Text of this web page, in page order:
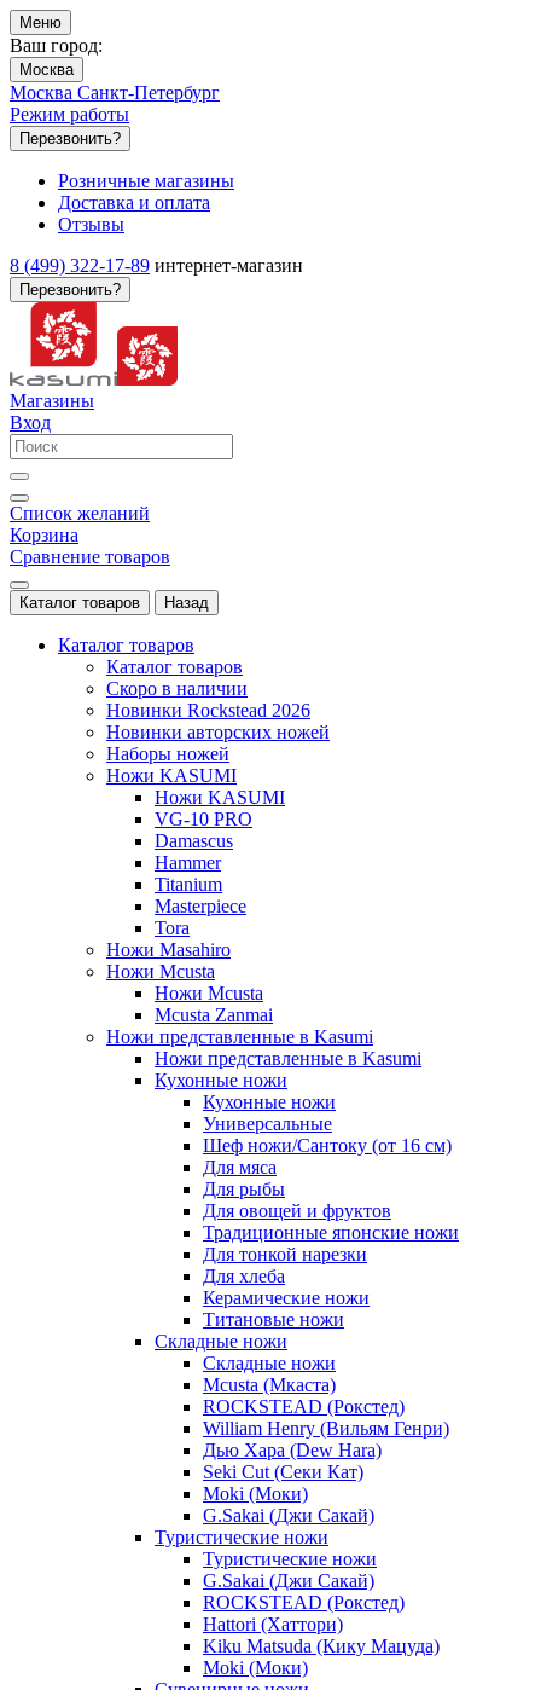
Меню
Ваш город:
Москва
Москва Санкт-Петербург
Режим работы
Перезвонить?
Розничные магазины
Доставка и оплата
Отзывы
8 (499) 322-17-89 интернет-магазин
Перезвонить?
Магазины
Вход
Список желаний
Корзина
Сравнение товаров
Каталог товаров Назад
Каталог товаров
Каталог товаров
Скоро в наличии
Новинки Rockstead 2026
Новинки авторских ножей
Наборы ножей
Ножи KASUMI
Ножи KASUMI
VG-10 PRO
Damascus
Hammer
Titanium
Masterpiece
Tora
Ножи Masahiro
Ножи Mcusta
Ножи Mcusta
Mcusta Zanmai
Ножи представленные в Kasumi
Ножи представленные в Kasumi
Кухонные ножи
Кухонные ножи
Универсальные
Шеф ножи/Сантоку (от 16 см)
Для мяса
Для рыбы
Для овощей и фруктов
Традиционные японские ножи
Для тонкой нарезки
Для хлеба
Керамические ножи
Титановые ножи
Складные ножи
Складные ножи
Mcusta (Мкаста)
ROCKSTEAD (Рокстед)
William Henry (Вильям Генри)
Дью Хара (Dew Hara)
Seki Cut (Секи Кат)
Moki (Моки)
G.Sakai (Джи Сакай)
Туристические ножи
Туристические ножи
G.Sakai (Джи Сакай)
ROCKSTEAD (Рокстед)
Hattori (Хаттори)
Kiku Matsuda (Кику Мацуда)
Moki (Моки)